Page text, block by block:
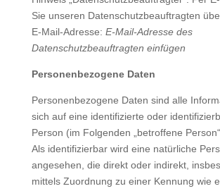
Sie unseren Datenschutzbeauftragten
E-Mail-Adresse: E-Mail-Adresse des
Datenschutzbeauftragten einfügen
Personenbezogene Daten
Personenbezogene Daten sind alle
sich auf eine identifizierte oder
Person (im Folgenden „betroffene
Als identifizierbar wird eine natürliche
angesehen, die direkt oder indirekt,
mittels Zuordnung zu einer Kennung wie